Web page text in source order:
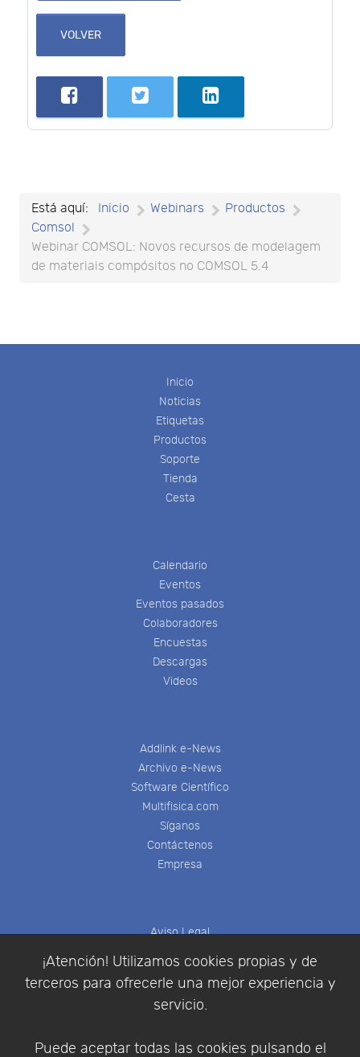
¡Atención! Utilizamos cookies propias y de
terceros para ofrecerle una mejor experiencia y
servicio.
Puede aceptar todas las cookies pulsando el
VOLVER
Está aquí: Inicio Webinars
Productos
Comsol
Webinar COMSOL: Novos recursos de modelagem
de materiais compósitos no COMSOL 5.4
Inicio
Noticias
Etiquetas
Productos
Soporte
Tienda
Cesta
Calendario
Eventos
Eventos pasados
Colaboradores
Encuestas
Descargas
Videos
Addlink e-News
Archivo e-News
Software Científico
Multifisica.com
Síganos
Contáctenos
Empresa
Aviso Legal
Política de Privacidad
Condiciones de compra
Identificarse